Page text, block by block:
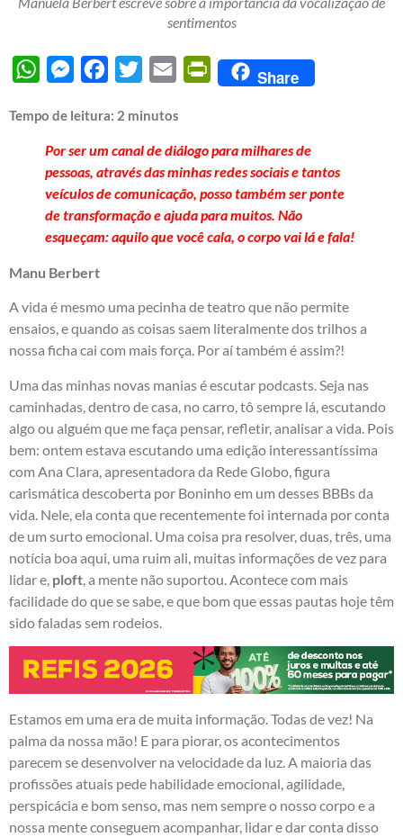
sentimentos
WhatsAppMessengerFacebook
Twitter Email PrintFriendly
Share
Tempo de leitura: 2 minutos
Por ser um canal de diálogo para milhares de
pessoas, através das minhas redes sociais e tantos
veículos de comunicação, posso também ser ponte
de transformação e ajuda para muitos. Não
esqueçam: aquilo que você cala, o corpo vai lá e fala!
Manu Berbert
A vida é mesmo uma pecinha de teatro que não permite
ensaios, e quando as coisas saem literalmente dos trilhos a
nossa ficha cai com mais força. Por aí também é assim?!
Uma das minhas novas manias é escutar podcasts. Seja nas
caminhadas, dentro de casa, no carro, tô sempre lá, escutando
algo ou alguém que me faça pensar, refletir, analisar a vida. Pois
bem: ontem estava escutando uma edição interessantíssima
com Ana Clara, apresentadora da Rede Globo, figura
carismática descoberta por Boninho em um desses BBBs da
vida. Nele, ela conta que recentemente foi internada por conta
de um surto emocional. Uma coisa pra resolver, duas, três, uma
notícia boa aqui, uma ruim ali, muitas informações de vez para
lidar e, ploft , a mente não suportou. Acontece com mais
facilidade do que se sabe, e que bom que essas pautas hoje têm
sido faladas sem rodeios.
Estamos em uma era de muita informação. Todas de vez! Na
palma da nossa mão! E para piorar, os acontecimentos
parecem se desenvolver na velocidade da luz. A maioria das
profissões atuais pede habilidade emocional, agilidade,
perspicácia e bom senso, mas nem sempre o nosso corpo e a
nossa mente conseguem acompanhar, lidar e dar conta disso